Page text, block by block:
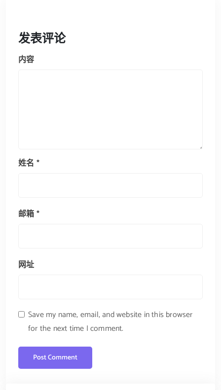
发表评论
内容
姓名 *
邮箱*
网址
Save my name, email, and website in this browser
for the next time I comment.